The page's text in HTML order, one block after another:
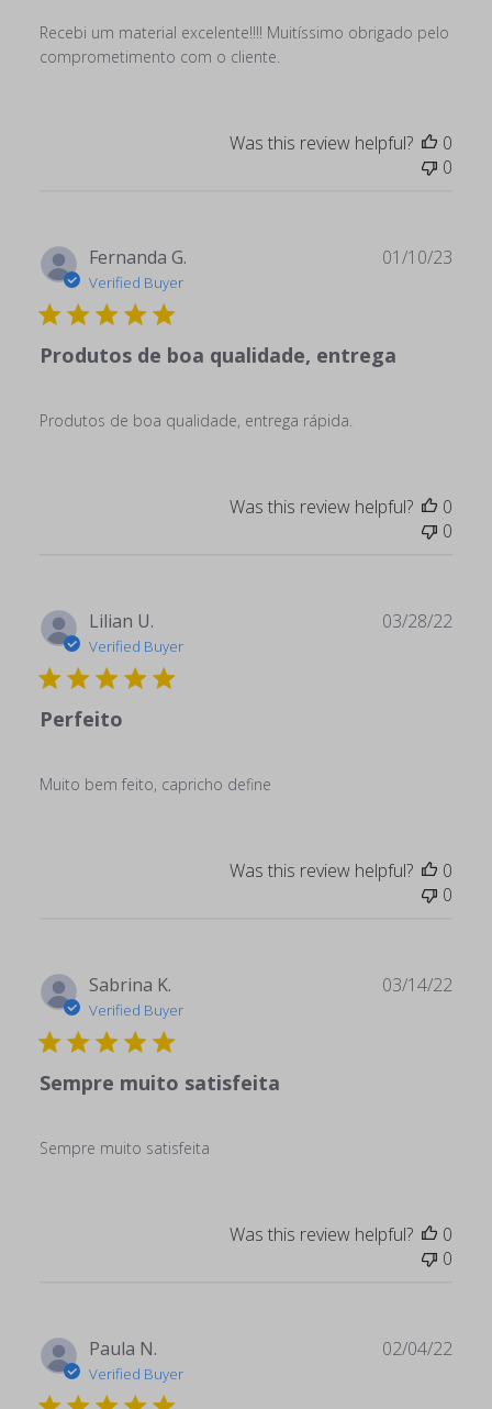
Recebi um material excelente!!!! Muitíssimo obrigado pelo
comprometimento com o cliente.
Was this review helpful?
0
0
Fernanda G.
Verified Buyer
Produtos de boa qualidade, entrega
Produtos de boa qualidade, entrega rápida.
01/10/23
Was this review helpful?
0
0
Lilian U.
Verified Buyer
Perfeito
Muito bem feito, capricho define
03/28/22
Was this review helpful?
0
0
Sabrina K.
Verified Buyer
Sempre muito satisfeita
Sempre muito satisfeita
03/14/22
Was this review helpful?
0
0
Paula N.
Verified Buyer
02/04/22